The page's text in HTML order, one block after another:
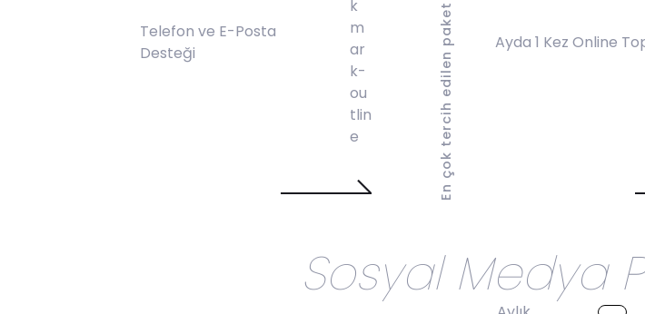
Telefon ve E-Posta
Desteği
En çok tercih edilen paket Ayda 1 Kez Online
Sosyal Medya